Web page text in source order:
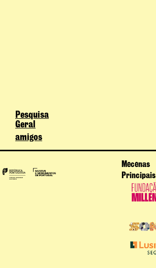
Pesquisa
Geral
amigos
Mecenas
Principais